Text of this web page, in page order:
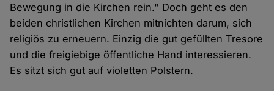
Bewegung in die Kirchen rein." Doch geht es den
beiden christlichen Kirchen mitnichten darum, sich
religiös zu erneuern. Einzig die gut gefüllten Tresore
und die freigiebige öffentliche Hand interessieren.
Es sitzt sich gut auf violetten Polstern.